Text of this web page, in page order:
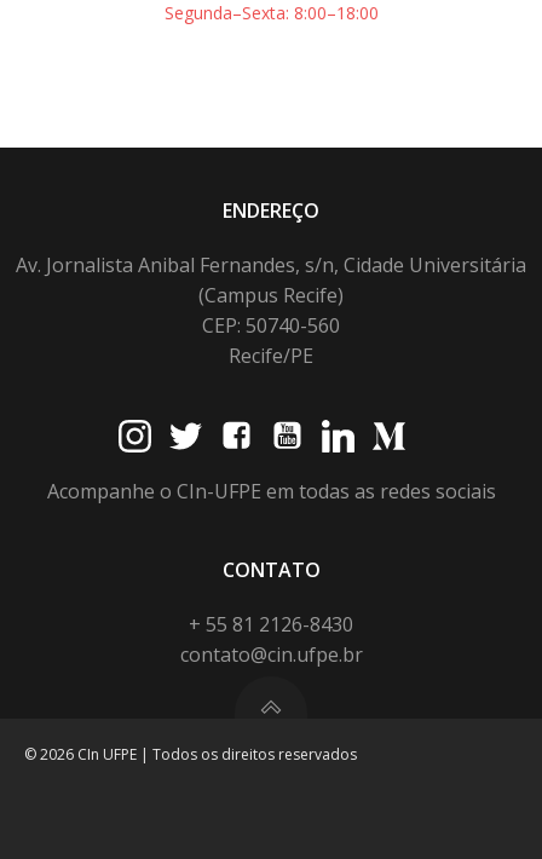
Segunda–Sexta: 8:00–18:00
ENDEREÇO
Av. Jornalista Anibal Fernandes, s/n, Cidade Universitária
(Campus Recife)
CEP: 50740-560
Recife/PE
Acompanhe o CIn-UFPE em todas as redes sociais
CONTATO
+ 55 81 2126-8430
contato@cin.ufpe.br
© 2026 CIn UFPE | Todos os direitos reservados